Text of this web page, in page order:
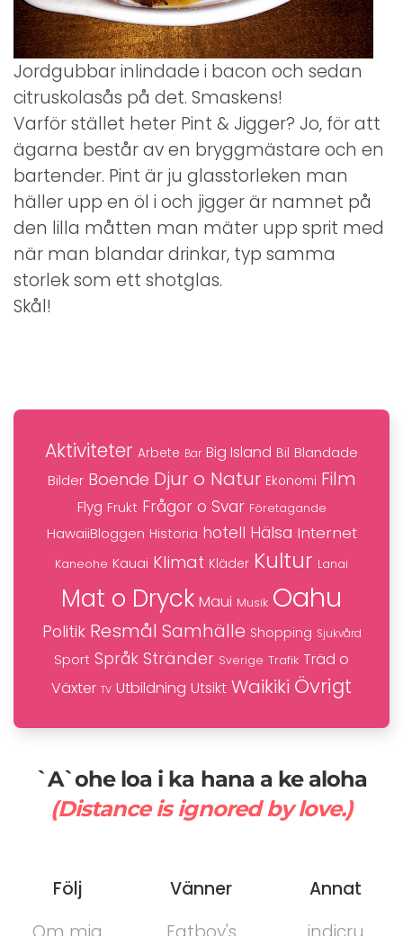
Jordgubbar inlindade i bacon och sedan
citruskolasås på det. Smaskens!
Varför stället heter Pint & Jigger? Jo, för att
ägarna består av en bryggmästare och en
bartender. Pint är ju glasstorleken man
häller upp en öl i och jigger är namnet på
den lilla måtten man mäter upp sprit med
när man blandar drinkar, typ samma
storlek som ett shotglas.
Skål!
Aktiviteter Arbete Bar Big Island Bil Blandade
Bilder Boende Djur o Natur Ekonomi Film
Flyg Frukt Frågor o Svar Företagande
HawaiiBloggen Historia hotell Hälsa Internet
Kaneohe Kauai Klimat Kläder Kultur Lanai
Mat o Dryck Maui Musik Oahu
Politik Resmål Samhälle Shopping Sjukvård
Sport Språk Stränder Sverige Trafik Träd o
Växter TV Utbildning Utsikt Waikiki Övrigt
`A`ohe loa i ka hana a ke aloha
(Distance is ignored by love.)
Följ
Vänner
Annat